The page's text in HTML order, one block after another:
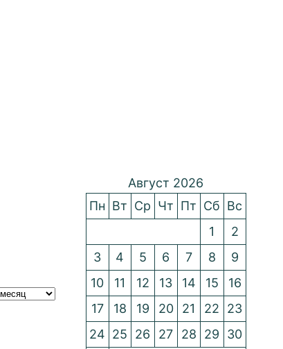
Август 2026
Пн Вт Ср Чт Пт Сб Вс
1
2
3
4 5 6 7 8
9
10
11 12 13 14 15
16
17
18 19 20 21 22
23
24 25 26 27 28 29 30